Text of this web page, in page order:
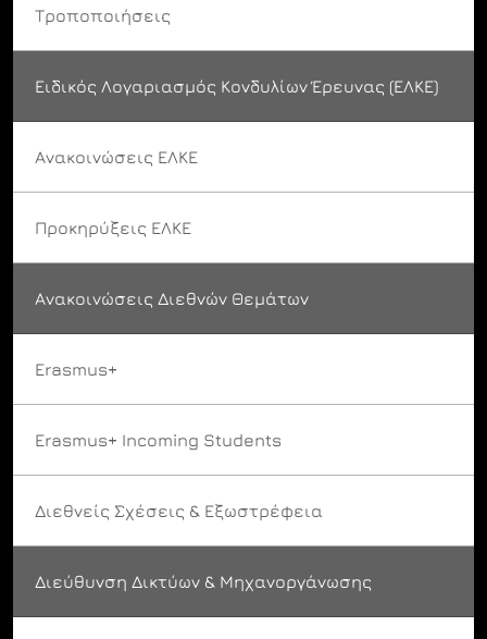
Τροποποιήσεις
Ειδικός Λογαριασμός Κονδυλίων Έρευνας (ΕΛΚΕ)
Ανακοινώσεις ΕΛΚΕ
Προκηρύξεις ΕΛΚΕ
Ανακοινώσεις Διεθνών Θεμάτων
Erasmus+
Erasmus+ Incoming Students
Διεθνείς Σχέσεις & Εξωστρέφεια
Διεύθυνση Δικτύων & Μηχανοργάνωσης